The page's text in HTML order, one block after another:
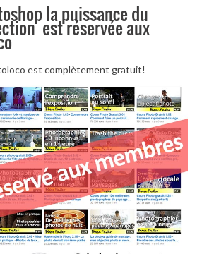
la puissance du
est réservée aux
est complètement gratuit!